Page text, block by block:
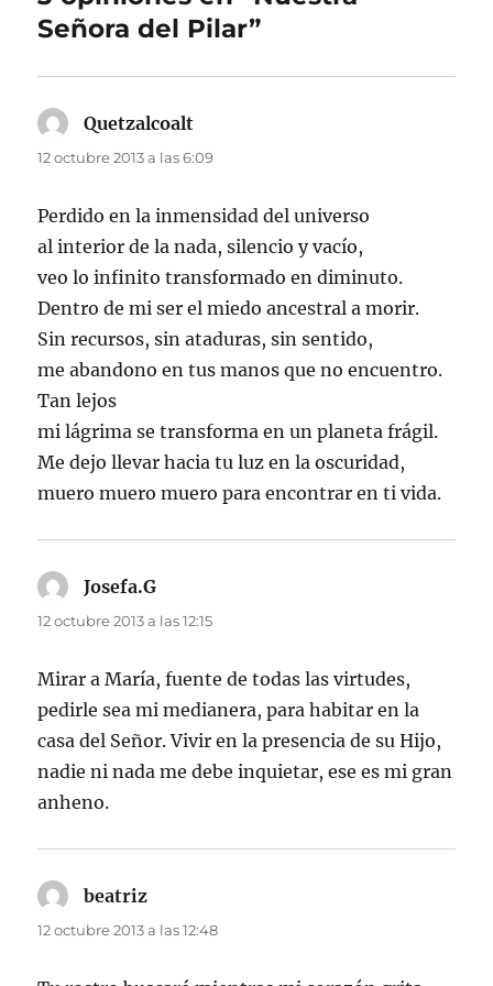
Señora del Pilar”
Quetzalcoalt
12 octubre 2013 a las 6:09
Perdido en la inmensidad del universo
al interior de la nada, silencio y vacío,
veo lo infinito transformado en diminuto.
Dentro de mi ser el miedo ancestral a morir.
Sin recursos, sin ataduras, sin sentido,
me abandono en tus manos que no encuentro.
Tan lejos
mi lágrima se transforma en un planeta frágil.
Me dejo llevar hacia tu luz en la oscuridad,
muero muero muero para encontrar en ti vida.
Josefa.G
12 octubre 2013 a las 12:15
Mirar a María, fuente de todas las virtudes,
pedirle sea mi medianera, para habitar en la
casa del Señor. Vivir en la presencia de su Hijo,
nadie ni nada me debe inquietar, ese es mi gran
anheno.
beatriz
12 octubre 2013 a las 12:48